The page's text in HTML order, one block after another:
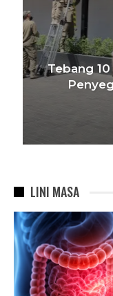
Tebang 10
LINI MASA